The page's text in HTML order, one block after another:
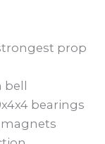
prop
bell
bearings
magnets